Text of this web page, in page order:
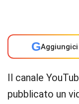
G
Il canale
pubblicato un